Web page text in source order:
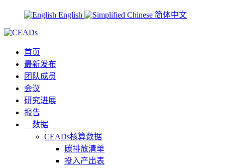
English 简体中文
首页
最新发布
团队成员
会议
研究进展
报告
数据
CEADs核算数据
碳排放清单
投入产出表